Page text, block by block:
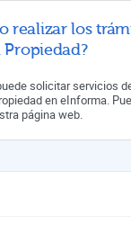
realizar los
Propiedad?
solicitar servicios
en eInforma.
página web.